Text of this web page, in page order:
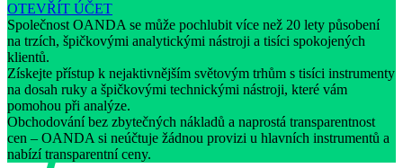
OTEVŘÍT ÚČET
Společnost OANDA se může pochlubit více než 20 lety působení
na trzích, špičkovými analytickými nástroji a tisíci spokojených
klientů.
Získejte přístup k nejaktivnějším světovým trhům s tisíci instrumenty
na dosah ruky a špičkovými technickými nástroji, které vám
pomohou při analýze.
Obchodování bez zbytečných nákladů a naprostá transparentnost
cen – OANDA si neúčtuje žádnou provizi u hlavních instrumentů a
nabízí transparentní ceny.